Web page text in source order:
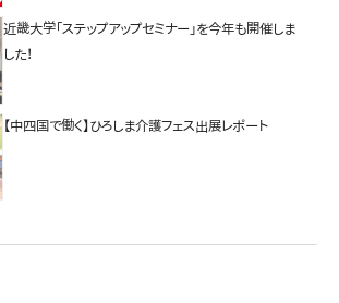
近畿大学「ステップアップセミナー」を今年も開催しま
した！
【中四国で働く】ひろしま介護フェス出展レポート